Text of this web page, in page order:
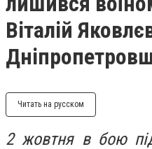
Віталій
Читать на русском
2 жовтня в бою